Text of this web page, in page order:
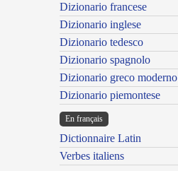
Dizionario francese
Dizionario inglese
Dizionario tedesco
Dizionario spagnolo
Dizionario greco moderno
Dizionario piemontese
En français
Dictionnaire Latin
Verbes italiens